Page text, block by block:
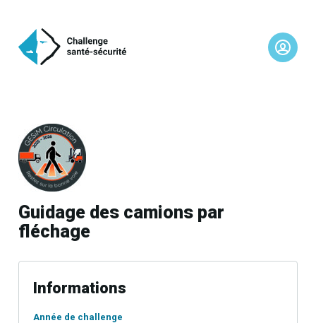
Guidage des camions par
fléchage
Informations
Année de challenge